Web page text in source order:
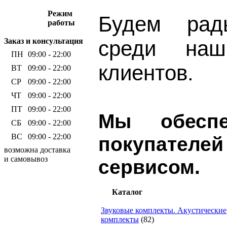
Режим
работы
Заказ и консультация
ПН
09:00 - 22:00
ВТ
09:00 - 22:00
СР
09:00 - 22:00
ЧТ
09:00 - 22:00
ПТ
09:00 - 22:00
СБ
09:00 - 22:00
ВС
09:00 - 22:00
возможна доставка
и самовывоз
Будем
среди
клиентов.
Мы
сервисом.
Каталог
Звуковые комплекты. Акустические
комплекты (82)